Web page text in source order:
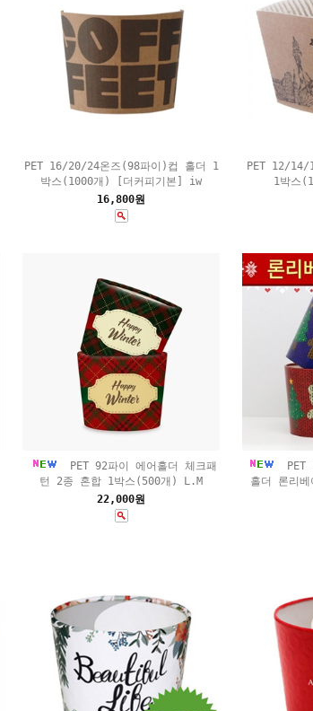
PET 16/20/24온즈(98파이)컵 홀더 1
박스(1000개) [더커피기본] iw
16,800원
PET 12/14/
1박스
PET 92파이 에어홀더 체크패
턴 2종 혼합 1박스(500개) L.M
22,000원
PET
홀더 론리